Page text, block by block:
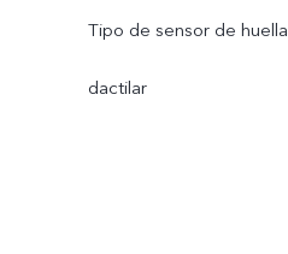
Tipo de sensor de huella
dactilar